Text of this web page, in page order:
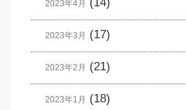
2023年4月
2023年3月 (17)
2023年2月 (21)
2023年1月 (18)